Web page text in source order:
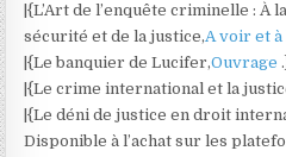
|{L’Art de l’enquête criminelle : À
sécurité et de la justice,A voir et
|{Le banquier de Lucifer,Ouvrage
|{Le crime international et la
|{Le déni de justice en droit
Disponible à l’achat sur les